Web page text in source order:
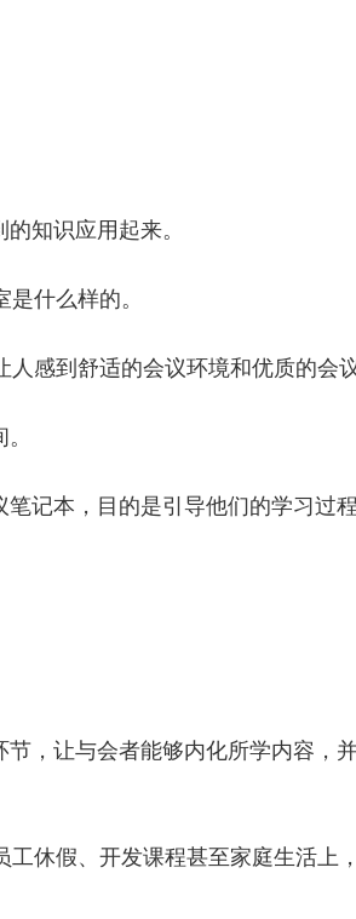
知识应用起来。
什么样的。
感到舒适的会议环境和优质的会议
记本，目的是引导他们的学习过
，让与会者能够内化所学内容，
休假、开发课程甚至家庭生活上